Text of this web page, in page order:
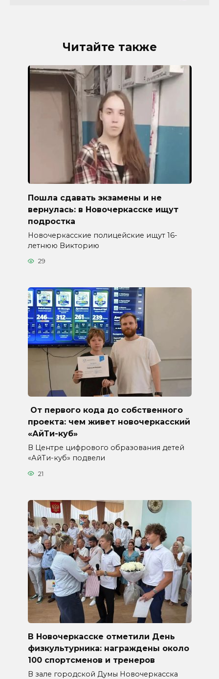
Читайте также
Пошла сдавать экзамены и не
вернулась: в Новочеркасске ищут
подростка
Новочеркасские полицейские ищут 16-
летнюю Викторию
29
От первого кода до собственного
проекта: чем живет новочеркасский
«АйТи-куб»
В Центре цифрового образования детей
«АйТи-куб» подвели
21
В Новочеркасске отметили День
физкультурника: награждены около
100 спортсменов и тренеров
В зале городской Думы Новочеркасска